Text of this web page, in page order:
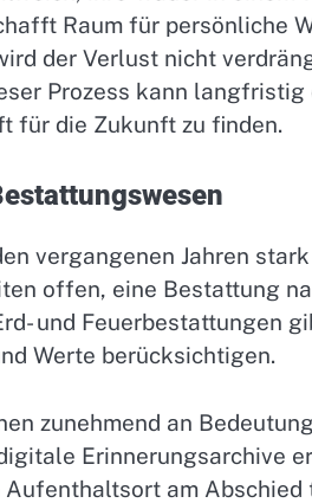
Raum für persönliche
der Verlust nicht
Prozess kann
für die Zukunft zu finden.
vergangenen Jahren
offen, eine Bestattung
und Feuerbestattungen
Werte berücksichtigen.
zunehmend an
Erinnerungsarchive
am Abschied